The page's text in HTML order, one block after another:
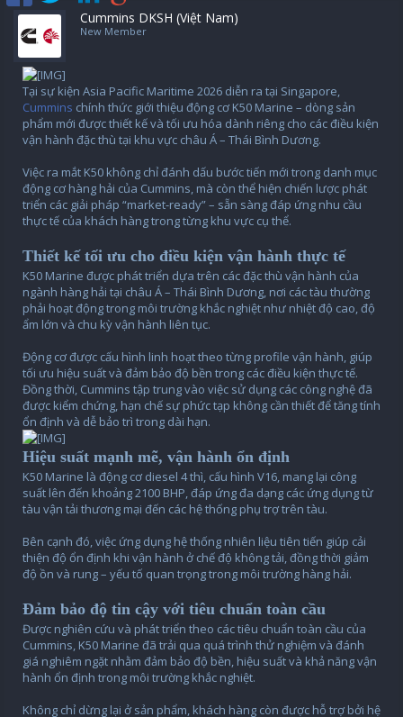
Cummins DKSH (Việt Nam)
New Member
Tại sự kiện Asia Pacific Maritime 2026 diễn ra tại Singapore,
Cummins chính thức giới thiệu động cơ K50 Marine – dòng sản
phẩm mới được thiết kế và tối ưu hóa dành riêng cho các điều kiện
vận hành đặc thù tại khu vực châu Á – Thái Bình Dương.
Việc ra mắt K50 không chỉ đánh dấu bước tiến mới trong danh mục
động cơ hàng hải của Cummins, mà còn thể hiện chiến lược phát
triển các giải pháp “market-ready” – sẵn sàng đáp ứng nhu cầu
thực tế của khách hàng trong từng khu vực cụ thể.
Thiết kế tối ưu cho điều kiện vận hành thực tế
K50 Marine được phát triển dựa trên các đặc thù vận hành của
ngành hàng hải tại châu Á – Thái Bình Dương, nơi các tàu thường
phải hoạt động trong môi trường khắc nghiệt như nhiệt độ cao, độ
ẩm lớn và chu kỳ vận hành liên tục.
Động cơ được cấu hình linh hoạt theo từng profile vận hành, giúp
tối ưu hiệu suất và đảm bảo độ bền trong các điều kiện thực tế.
Đồng thời, Cummins tập trung vào việc sử dụng các công nghệ đã
được kiểm chứng, hạn chế sự phức tạp không cần thiết để tăng tính
ổn định và dễ bảo trì trong dài hạn.
Hiệu suất mạnh mẽ, vận hành ổn định
K50 Marine là động cơ diesel 4 thì, cấu hình V16, mang lại công
suất lên đến khoảng 2100 BHP, đáp ứng đa dạng các ứng dụng từ
tàu vận tải thương mại đến các hệ thống phụ trợ trên tàu.
Bên cạnh đó, việc ứng dụng hệ thống nhiên liệu tiên tiến giúp cải
thiện độ ổn định khi vận hành ở chế độ không tải, đồng thời giảm
độ ồn và rung – yếu tố quan trọng trong môi trường hàng hải.
Đảm bảo độ tin cậy với tiêu chuẩn toàn cầu
Được nghiên cứu và phát triển theo các tiêu chuẩn toàn cầu của
Cummins, K50 Marine đã trải qua quá trình thử nghiệm và đánh
giá nghiêm ngặt nhằm đảm bảo độ bền, hiệu suất và khả năng vận
hành ổn định trong môi trường khắc nghiệt.
Không chỉ dừng lại ở sản phẩm, khách hàng còn được hỗ trợ bởi hệ